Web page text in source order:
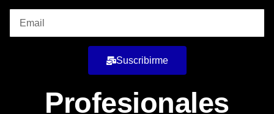
Suscribirme
Profesionales